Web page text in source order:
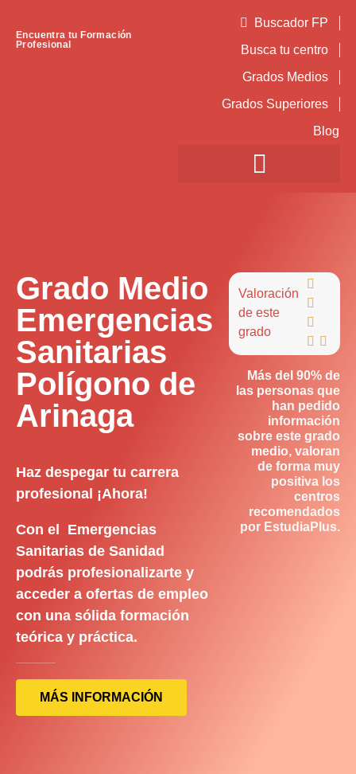
Encuentra tu Formación
Profesional
Buscador FP
Busca tu centro
Grados Medios
Grados Superiores
Blog
Grado Medio
Emergencias
Sanitarias
Polígono de
Arinaga
Haz despegar tu carrera
profesional ¡Ahora!
Con el Emergencias
Sanitarias de Sanidad
podrás profesionalizarte y
acceder a ofertas de empleo
con una sólida formación
teórica y práctica.
MÁS INFORMACIÓN
Valoración
de este
grado



 
Más del 90% de
las personas que
han pedido
información
sobre este grado
medio, valoran
de forma muy
positiva los
centros
recomendados
por EstudiaPlus.